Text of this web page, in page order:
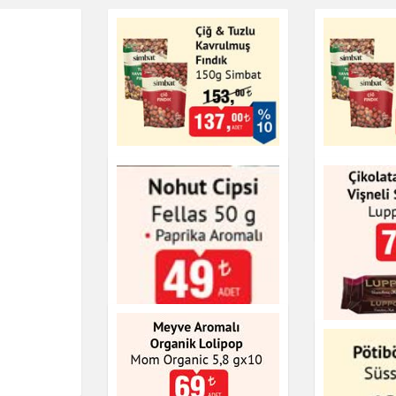
Simbat Çiğ & Tuzlu
Kavrulmuş Fındık 150g
Çikolata & Bisküvi & Kuruyemiş
Çiğ &
Fındık
Çikolata & Bisküvi
Çikolata
Vişneli
Luppo